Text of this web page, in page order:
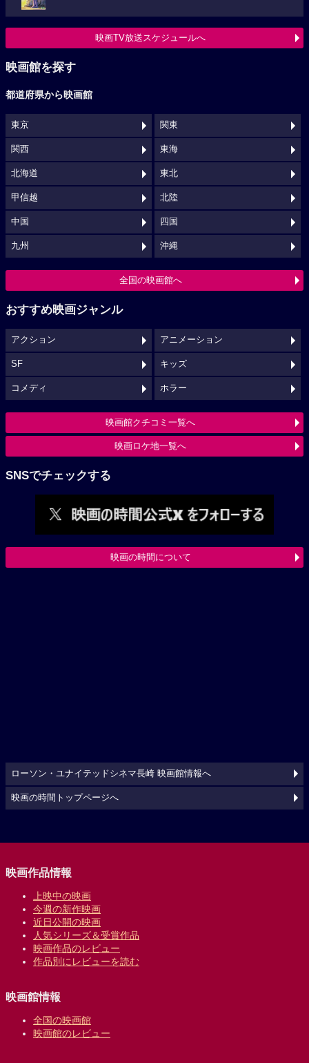
映画TV放送スケジュールへ
映画館を探す
都道府県から映画館
東京 関東
関西 東海
北海道 東北
甲信越 北陸
中国 四国
九州 沖縄
全国の映画館へ
おすすめ映画ジャンル
アクション アニメーション
SF キッズ
コメディ ホラー
映画館クチコミ一覧へ
映画ロケ地一覧へ
SNSでチェックする
映画の時間について
ローソン・ユナイテッドシネマ長崎 映画館情報へ
映画の時間トップページへ
映画作品情報
上映中の映画
今週の新作映画
近日公開の映画
人気シリーズ＆受賞作品
映画作品のレビュー
作品別にレビューを読む
映画館情報
全国の映画館
映画館のレビュー